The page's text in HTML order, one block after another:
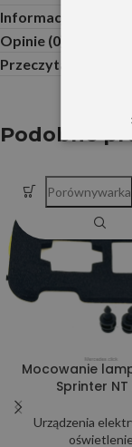
Informacje
Opinie (0)
Przeczytaj Przed
Podobne
Mocowanie
Sprinter NT
Urządzenia
oświetlenie
Porównywarka